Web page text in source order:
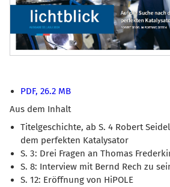
PDF, 26.2 MB
Aus dem Inhalt
Titelgeschichte, ab S. 4 Robert
dem perfekten Katalysator
S. 3: Drei Fragen an Thomas
S. 8: Interview mit Bernd Rech zu
S. 12: Eröffnung von HiPOLE